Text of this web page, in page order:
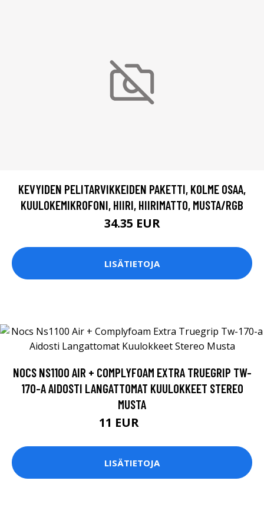
KEVYIDEN PELITARVIKKEIDEN PAKETTI, KOLME OSAA,
KUULOKEMIKROFONI, HIIRI, HIIRIMATTO, MUSTA/RGB
34.35 EUR
LISÄTIETOJA
NOCS NS1100 AIR + COMPLYFOAM EXTRA TRUEGRIP TW-
170-A AIDOSTI LANGATTOMAT KUULOKKEET STEREO
MUSTA
11 EUR
LISÄTIETOJA